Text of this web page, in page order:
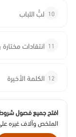
10 لبُّ اللباب
11 انتقادات
12 الكلمة الأخيرة
افتح جميع فصول شروط
الملخص وآلاف غيره